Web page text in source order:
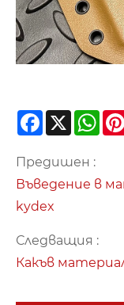
Facebook
X
Предишен :
Въведение в
kydex
Следващия :
Какъв